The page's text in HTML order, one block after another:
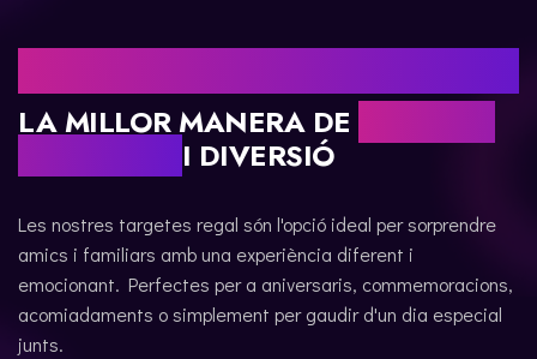
LA MILLOR MANERA DE
I DIVERSIÓ
Les nostres targetes regal són l'opció ideal per sorprendre
amics i familiars amb una experiència diferent i
emocionant. Perfectes per a aniversaris, commemoracions,
acomiadaments o simplement per gaudir d'un dia especial
junts.